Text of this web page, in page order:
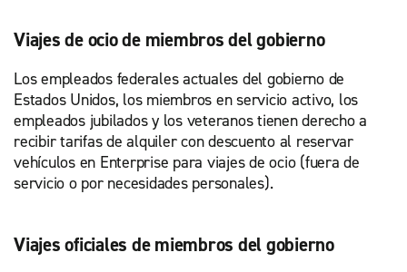
Viajes de ocio de miembros del gobierno
Los empleados federales actuales del gobierno de
Estados Unidos, los miembros en servicio activo, los
empleados jubilados y los veteranos tienen derecho a
recibir tarifas de alquiler con descuento al reservar
vehículos en Enterprise para viajes de ocio (fuera de
servicio o por necesidades personales).
Viajes oficiales de miembros del gobierno